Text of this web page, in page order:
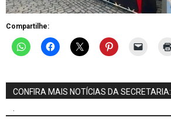
Compartilhe:
CONFIRA MAIS NOTÍCIAS DA SECRETARIA: